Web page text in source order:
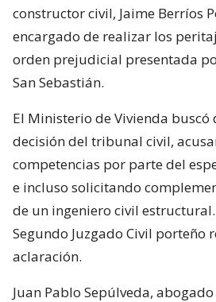
constructor civil, Jaime Berríos
encargado de realizar los
orden prejudicial presentada
San Sebastián.
El Ministerio de Vivienda buscó
decisión del tribunal civil,
competencias por parte del
e incluso solicitando
de un ingeniero civil
Segundo Juzgado Civil porteño
aclaración.
Juan Pablo Sepúlveda,